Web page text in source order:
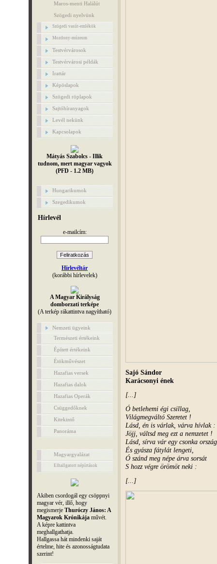
Maros-menti Halálút
Szögedi nyelvünk
Szögedi vasút-emlékök
Mozdony-múzeum
Testvérvárosok
Testvérvárosi példák
Irattár
Képöslapok
Szögedi röplapok
Sajtóhíranyagok
Levél nekünk
Kapcsolapok
Mátyás Szabolcs - Illik
tudnom, mert magyar vagyok
(PFD - 1.2 MB)
Hungarikumok
Szegedikumok
Hírlevél
e-mailcím:
Hírlevéltár
(korábbi hírlevelek)
A Magyar Királyság
domborzati terképe
(A terkép rákattintva nagyítható)
Nemzeti ügyeink
Természeti értékeink
Épített értékeink
Étökművészet
Hazafias versek
Hazafias dalok
Hazafias Operák
Csüggedőknek
Kitekintő
Panoráma
Magyargyalázat
Elhallgatott népírtások
Akiben csordogál egy csöppnyi
magyar vér, illő, hogy
megismerje Thuróczy János: A
Magyarok Krónikájaművét.
A képre kattintva
meghallgathatja.
Hallgassa hát mindenki saját
értelme, hite és azonosságtudata
szerint!
Sajó Sándor
Karácsonyi ének
[...]
Ó betlehemi égi csillag,
Világmegváltó Szeretet !
Lásd, én is várlak, várva hívlak :
Jöjj, váltsd meg ezt a nemzetet !
Lásd, sírva vár egy csonka ország
És gyásza fátylát lengeti,
Ó szánd meg népe árva sorsát
S hozz végre örömöt neki :
[...]